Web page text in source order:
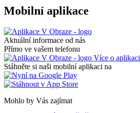
Mobilní aplikace
Aktuální informace od nás
Přímo ve vašem telefonu
Více o aplikaci
Stáhněte si naši mobilní aplikaci na
Mohlo by Vás zajímat